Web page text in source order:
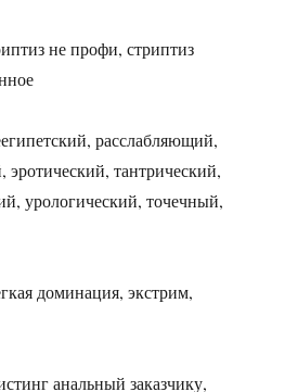
не профи, стриптиз
расслабляющий,
тантрический,
урологический, точечный,
доминация, экстрим,
анальный заказчику,